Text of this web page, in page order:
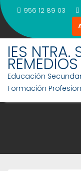
Saltar
al
contenido
956 12 89 03
IES NTRA.
REMEDIOS
Educación
Formación